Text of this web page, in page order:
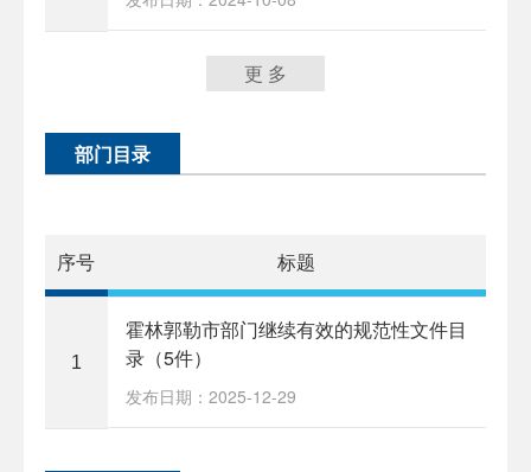
更 多
部门目录
序号 标题
1
霍林郭勒市部门继续有效的规范性文件目
录（5件）
发布日期：2025-12-29